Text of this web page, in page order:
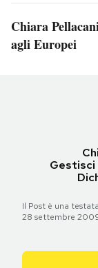
Chiara
agli Europei
Il Post è una
28 settembre